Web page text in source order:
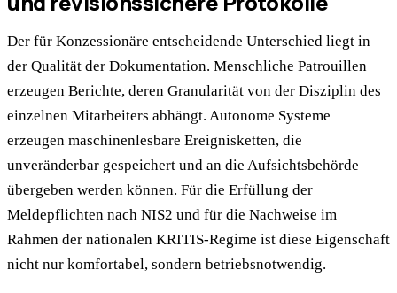
Der für Konzessionäre entscheidende Unterschied liegt in
der Qualität der Dokumentation. Menschliche Patrouillen
erzeugen Berichte, deren Granularität von der Disziplin des
einzelnen Mitarbeiters abhängt. Autonome Systeme
erzeugen maschinenlesbare Ereignisketten, die
unveränderbar gespeichert und an die Aufsichtsbehörde
übergeben werden können. Für die Erfüllung der
Meldepflichten nach NIS2 und für die Nachweise im
Rahmen der nationalen KRITIS-Regime ist diese Eigenschaft
nicht nur komfortabel, sondern betriebsnotwendig.